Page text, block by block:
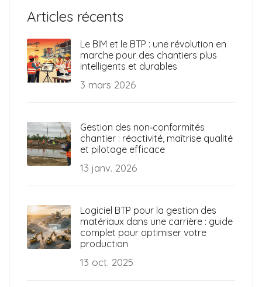
Articles récents
Le BIM et le BTP : une révolution en
marche pour des chantiers plus
intelligents et durables
3 mars 2026
Gestion des non‑conformités
chantier : réactivité, maîtrise qualité
et pilotage efficace
13 janv. 2026
Logiciel BTP pour la gestion des
matériaux dans une carrière : guide
complet pour optimiser votre
production
13 oct. 2025